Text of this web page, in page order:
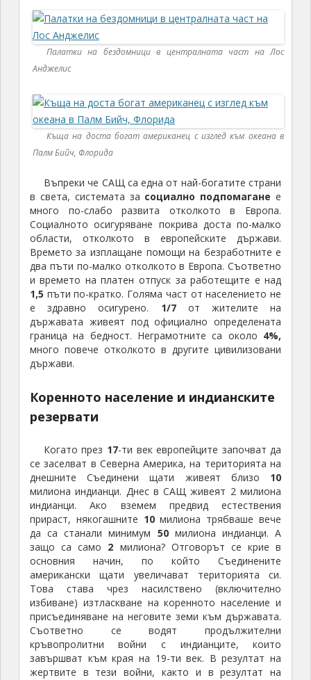
Палатки на бездомници в централната част на Лос
Анджелис
Къща на доста богат американец с изглед към океана в
Палм Бийч, Флорида
Въпреки че САЩ са една от най-богатите страни
в света, системата за социално подпомагане е
много по-слабо развита отколкото в Европа.
Социалното осигуряване покрива доста по-малко
области, отколкото в европейските държави.
Времето за изплащане помощи на безработните е
два пъти по-малко отколкото в Европа. Съответно
и времето на платен отпуск за работещите е над
1,5 пъти по-кратко. Голяма част от населението не
е здравно осигурено. 1/7от жителите на
държавата живеят под официално определената
граница на бедност. Неграмотните са около 4%,
много повече отколкото в другите цивилизовани
държави.
Коренното население и индианските
резервати
Когато през 17-ти век европейците започват да
се заселват в Северна Америка, на територията на
днешните Съединени щати живеят близо 10
милиона индианци. Днес в САЩ живеят 2 милиона
индианци. Ако вземем предвид естествения
прираст, някогашните 10милиона трябваше вече
да са станали минимум 50милиона индианци. А
защо са само 2 милиона? Отговорът се крие в
основния начин, по който Съединените
американски щати увеличават територията си.
Това става чрез насилствено (включително
избиване) изтласкване на коренното население и
присъединяване на неговите земи към държавата.
Съответно се водят продължителни
кръвопролитни войни с индианците, които
завършват към края на 19-ти век. В резултат на
жертвите в тези войни, както и в резултат на